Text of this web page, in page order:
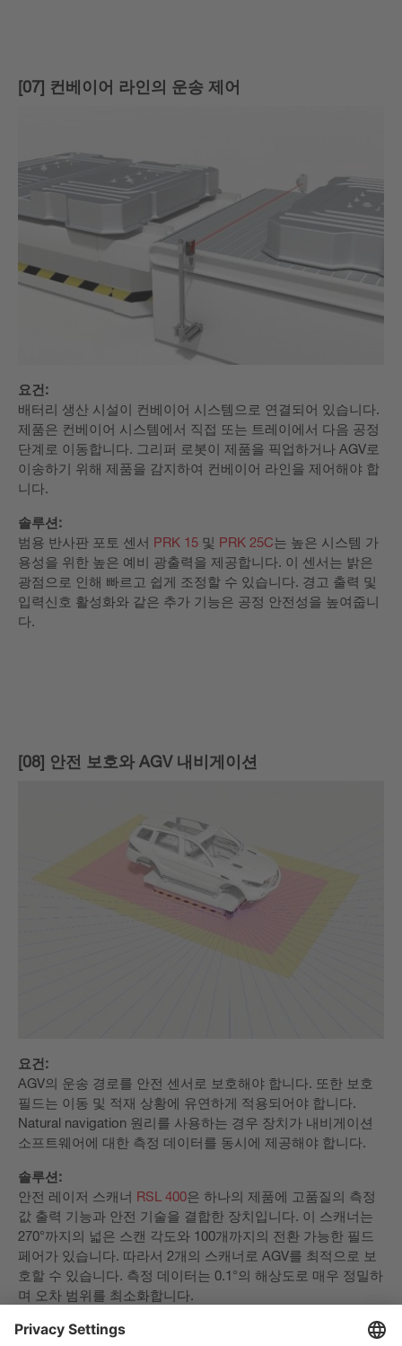
[07] 컨베이어 라인의 운송 제어
요건:
배터리 생산 시설이 컨베이어 시스템으로 연결되어 있습니다.
제품은 컨베이어 시스템에서 직접 또는 트레이에서 다음 공정
단계로 이동합니다. 그리퍼 로봇이 제품을 픽업하거나 AGV로
이송하기 위해 제품을 감지하여 컨베이어 라인을 제어해야 합
니다.
솔루션:
범용 반사판 포토 센서 PRK 15 및 PRK 25C는 높은 시스템 가
용성을 위한 높은 예비 광출력을 제공합니다. 이 센서는 밝은
광점으로 인해 빠르고 쉽게 조정할 수 있습니다. 경고 출력 및
입력신호 활성화와 같은 추가 기능은 공정 안전성을 높여줍니
다.
[08] 안전 보호와 AGV 내비게이션
요건:
AGV의 운송 경로를 안전 센서로 보호해야 합니다. 또한 보호
필드는 이동 및 적재 상황에 유연하게 적용되어야 합니다.
Natural navigation 원리를 사용하는 경우 장치가 내비게이션
소프트웨어에 대한 측정 데이터를 동시에 제공해야 합니다.
솔루션:
안전 레이저 스캐너 RSL 400은 하나의 제품에 고품질의 측정
값 출력 기능과 안전 기술을 결합한 장치입니다. 이 스캐너는
270°까지의 넓은 스캔 각도와 100개까지의 전환 가능한 필드
페어가 있습니다. 따라서 2개의 스캐너로 AGV를 최적으로 보
호할 수 있습니다. 측정 데이터는 0.1°의 해상도로 매우 정밀하
며 오차 범위를 최소화합니다.